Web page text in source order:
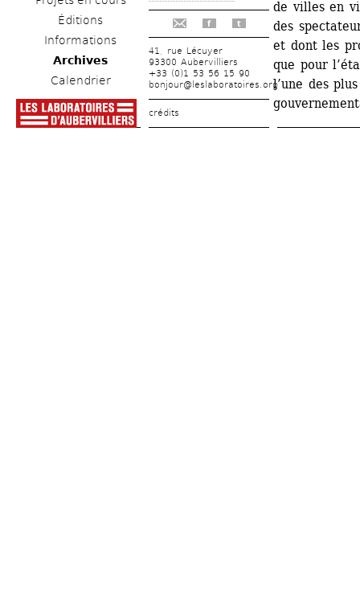
Éditions
Informations
Archives
Calendrier
f t
41, rue Lécuyer
93300 Aubervilliers
+33 (0)1 53 56 15 90
bonjour@leslaboratoires.org
crédits
de villes en
des
et dont les
que pour
l’une des